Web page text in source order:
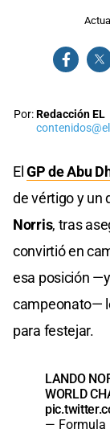
Por:Redacción EL
ElGP de Abu
de vértigo y un
Norris, tras
convirtió en
esa posición
campeonato—
para festejar.
LANDO
WORLD
— Formula